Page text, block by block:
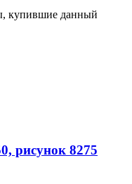
купившие данный
рисунок 8275